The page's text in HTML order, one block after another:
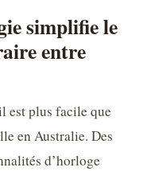
simplifie le
entre
est plus facile que
en Australie. Des
d’horloge